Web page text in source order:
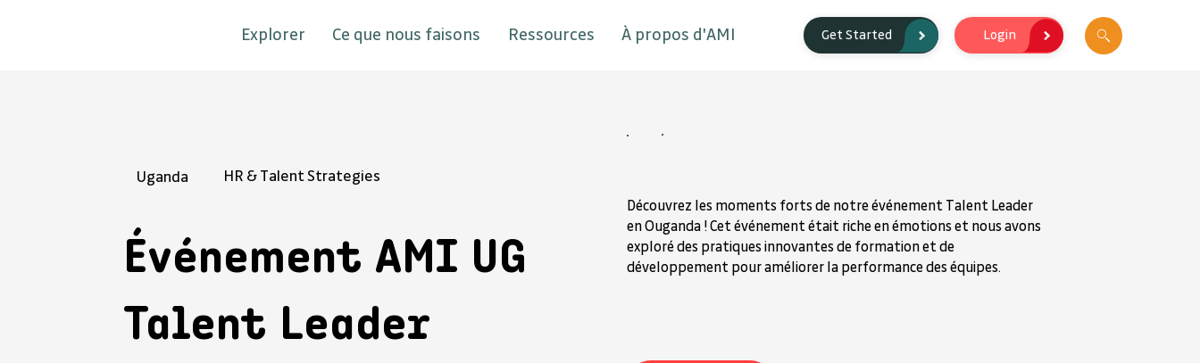
Explorer Ce que nous faisons Ressources À propos d'AMI Get Started Login
Uganda HR & Talent Strategies
Événement AMI UG
Talent Leader
Découvrez les moments forts de notre événement Talent Leader
en Ouganda ! Cet événement était riche en émotions et nous avons
exploré des pratiques innovantes de formation et de
développement pour améliorer la performance des équipes.